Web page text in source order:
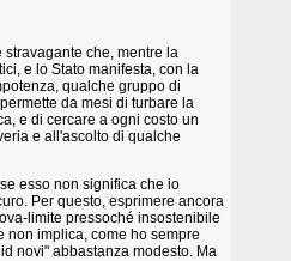
che, mentre la
e lo Stato manifesta, con la
qualche gruppo di
da mesi di turbare la
e di cercare a ogni costo un
e all'ascolto di qualche
esso non significa che io
Per questo, esprimere ancora
limite pressoché insostenibile
non implica, come ho sempre
novi" abbastanza modesto. Ma